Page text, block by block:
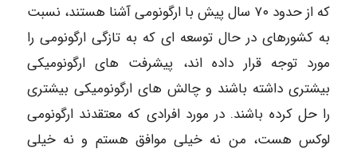
که از حدود ۷۰ سال پیش با ارگونومی آشنا هستند، نسبت
به کشورهای در حال توسعه ای که به تازگی ارگونومی را
مورد توجه قرار داده اند، پیشرفت های ارگونومیکی
بیشتری داشته باشند و چالش های ارگونومیکی بیشتری
را حل کرده باشند. در مورد افرادی که معتقدند ارگونومی
لوکس هست، من نه خیلی موافق هستم و نه خیلی